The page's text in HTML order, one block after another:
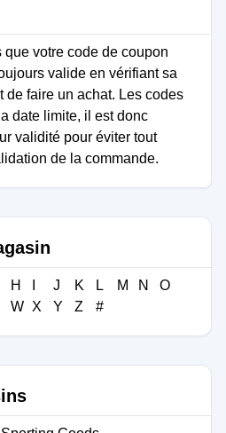
votre code de coupon
valide en vérifiant sa
de faire un achat. Les codes
date limite, il est donc
validité pour éviter tout
de la commande.
H J K L M N
O
W X Y Z #